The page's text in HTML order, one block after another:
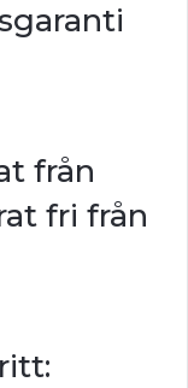
från
fri från